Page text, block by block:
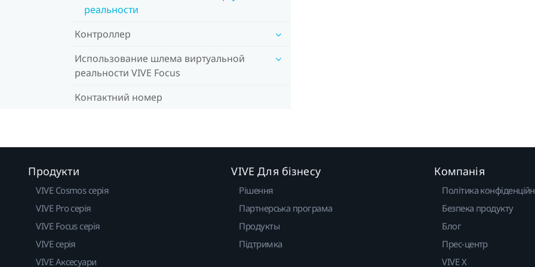
реальности
Контроллер
Использование шлема виртуальной
реальности VIVE Focus
Контактний номер
Продукти
VIVE Cosmos серія
VIVE Pro серія
VIVE Focus серія
VIVE серія
VIVE Аксесуари
VIVE Для бізнесу
Рішення
Партнерська програма
Продукты
Підтримка
Компанія
Політика
Безпека продукту
Блог
Прес-центр
VIVE X